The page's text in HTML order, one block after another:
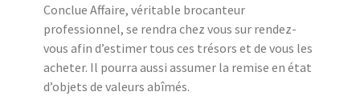
Conclue Affaire, véritable brocanteur
professionnel, se rendra chez vous sur rendez-
vous afin d’estimer tous ces trésors et de vous les
acheter. Il pourra aussi assumer la remise en état
d’objets de valeurs abîmés.